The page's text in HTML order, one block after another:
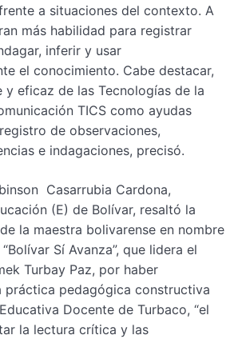
a situaciones del contexto. A
más habilidad para registrar
inferir y usar
el conocimiento. Cabe destacar,
y eficaz de las Tecnologías de la
TICS como ayudas
de observaciones,
e indagaciones, precisó.
Casarrubia Cardona,
(E) de Bolívar, resaltó la
la maestra bolivarense en nombre
Sí Avanza”, que lidera el
Turbay Paz, por haber
práctica pedagógica constructiva
Docente de Turbaco, “el
la lectura crítica y las